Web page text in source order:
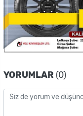
YORUMLAR (0)